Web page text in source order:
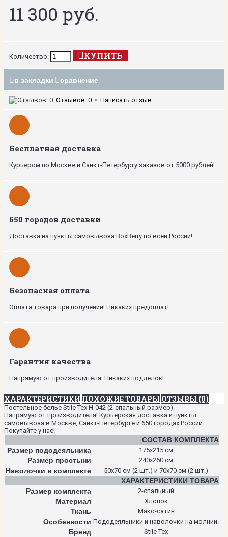
11 300 руб.
Количество: КУПИТЬ
в закладки сравнение
Отзывов: 0 • Написать отзыв
Бесплатная доставка
Курьером по Москве и Санкт-Петербургу заказов от 5000 рублей!
650 городов доставки
Доставка на пункты самовывоза BoxBerry по всей России!
Безопасная оплата
Оплата товара при получении! Никаких предоплат!
Гарантия качества
Напрямую от производителя. Никаких подделок!
ХАРАКТЕРИСТИКИ ПОХОЖИЕ ТОВАРЫ ОТЗЫВЫ (0)
Постельное белье Stile Tex H-042 (2-спальный размер).
Напрямую от производителя! Курьерская доставка и пункты
самовывоза в Москве, Санкт-Петербурге и 650 городах России.
Покупайте у нас!
СОСТАВ КОМПЛЕКТА
Размер пододеяльника
175х215 см
Размер простыни 240х260 см
Наволочки в комплекте 50х70 см (2 шт.) и 70х70 см (2 шт.)
ХАРАКТЕРИСТИКИ ТОВАРА
Размер комплекта
2-спальный
Материал Хлопок
Ткань Мако-сатин
Особенности Пододеяльники и наволочки на молнии.
Бренд Stile Tex